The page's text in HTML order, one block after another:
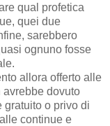
qual profetica
quei due
sarebbero
ognuno fosse
allora offerto alle
avrebbe dovuto
gratuito o privo di
continue e